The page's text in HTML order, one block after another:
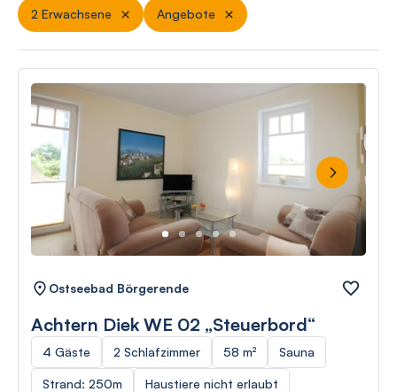
2 Erwachsene Angebote
Next
Ostseebad Börgerende
Achtern Diek WE 02 „Steuerbord“
4 Gäste 2 Schlafzimmer 58 m² Sauna
Strand: 250m Haustiere nicht erlaubt